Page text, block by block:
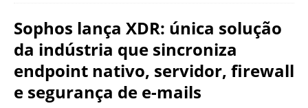
Sophos lança XDR: única solução
da indústria que sincroniza
endpoint nativo, servidor, firewall
e segurança de e-mails